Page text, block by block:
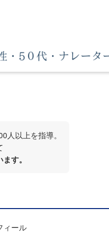
人以上を指導。
す。
ィール